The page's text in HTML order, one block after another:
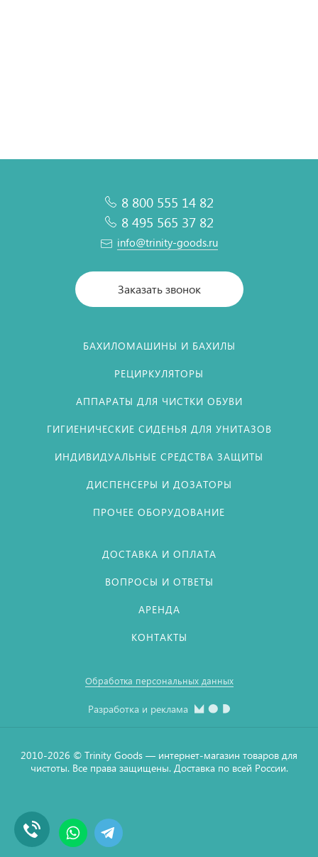
8 800 555 14 82
8 495 565 37 82
info@trinity-goods.ru
Заказать звонок
БАХИЛОМАШИНЫ И БАХИЛЫ
РЕЦИРКУЛЯТОРЫ
АППАРАТЫ ДЛЯ ЧИСТКИ ОБУВИ
ГИГИЕНИЧЕСКИЕ СИДЕНЬЯ ДЛЯ УНИТАЗОВ
ИНДИВИДУАЛЬНЫЕ СРЕДСТВА ЗАЩИТЫ
ДИСПЕНСЕРЫ И ДОЗАТОРЫ
ПРОЧЕЕ ОБОРУДОВАНИЕ
ДОСТАВКА И ОПЛАТА
ВОПРОСЫ И ОТВЕТЫ
АРЕНДА
КОНТАКТЫ
Обработка персональных данных
Разработка и реклама
2010-2026 © Тrinity Goods — интернет-магазин товаров для
чистоты. Все права защищены. Доставка по всей России.